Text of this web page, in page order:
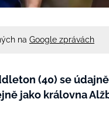
na Google zprávách
(40) se
jako královna